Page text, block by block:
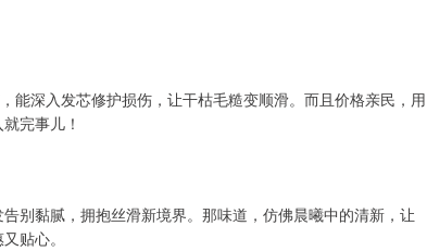
能深入发芯修护损伤，让干枯毛糙变顺滑。而且价格亲民，用
完事儿！
别黏腻，拥抱丝滑新境界。那味道，仿佛晨曦中的清新，让
贴心。